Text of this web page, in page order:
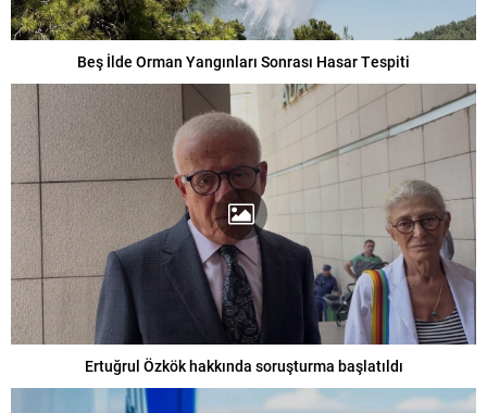
Beş İlde Orman Yangınları Sonrası Hasar Tespiti
Ertuğrul Özkök hakkında soruşturma başlatıldı